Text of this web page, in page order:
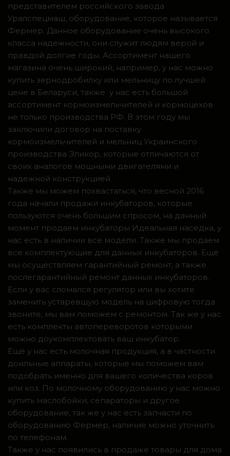
представителем российского завода
Уралспецмаш, оборудование, которое называется
Фермер. Данное оборудование очень высокого
класса надежности, они служит людям верой и
правдой долгие годы. Ассортимент нашего
магазина очень широкий, например, у нас можно
купить зернодробилку или мельницу по лучшей
цене в Беларуси, также у нас есть большой
ассортимент кормоизмельчителей и кормоцехов
не только производства РФ. В этом году мы
заключили договор на поставку
кормоизмельчителей и мельниц Украинского
производства Эликор, которые отличаются от
своих аналогов мощными двигателями и
надежной конструкцией.
Также мы можем похвастаться, что весной 2016
года начали продажи инкубаторов, которые
пользуются очень большим спросом, на данный
момент продаем инкубаторы Идеальная наседка, у
нас есть в наличии все модели. Также мы продаем
все комплектующие для данных инкубаторов. Ещё
мы осуществляем гарантийный ремонт, а также
послегарантийный ремонт данных инкубаторов.
Если у вас сломался регулятор или вы хотите
заменить устаревшую модель на цифровую тогда
звоните, мы вам поможем с ремонтом. Так же у нас
есть комплекты автопереворотов которыми
можно доукомплектовать ваш инкубатор.
Ещё у нас есть молочная продукция, а в частности
доильные аппараты, которые мы поможем вам
подобрать именно для вашего количества коров
или коз. По молочному оборудованию у нас можно
купить маслобойки, сепараторы и другое
оборудование, так же у нас есть запчасти по
оборудованию Фермер, наличие можно уточнить
по телефонам.
Также у нас появились в продаже товары для дома